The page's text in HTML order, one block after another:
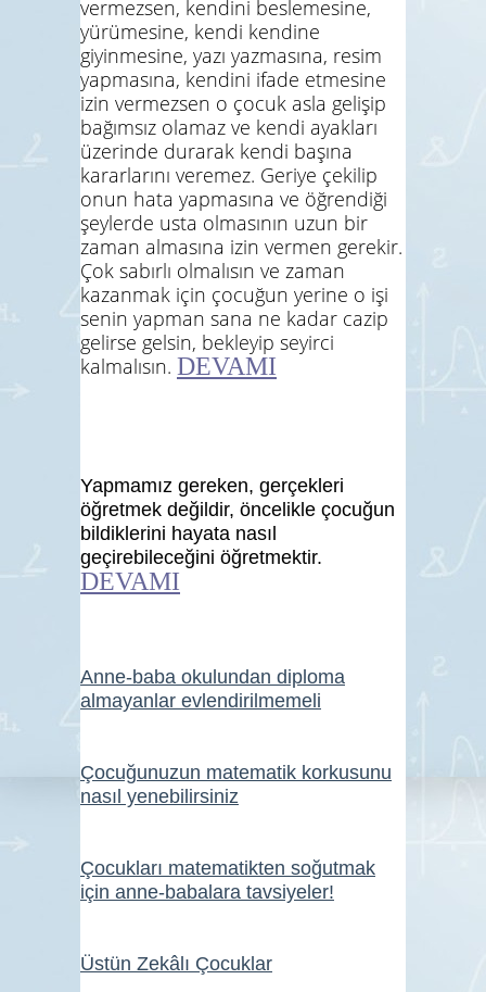
vermezsen, kendini beslemesine,
yürümesine, kendi kendine
giyinmesine, yazı yazmasına, resim
yapmasına, kendini ifade etmesine
izin vermezsen o çocuk asla gelişip
bağımsız olamaz ve kendi ayakları
üzerinde durarak kendi başına
kararlarını veremez. Geriye çekilip
onun hata yapmasına ve öğrendiği
şeylerde usta olmasının uzun bir
zaman almasına izin vermen gerekir.
Çok sabırlı olmalısın ve zaman
kazanmak için çocuğun yerine o işi
senin yapman sana ne kadar cazip
gelirse gelsin, bekleyip seyirci
kalmalısın. DEVAMI
Yapmamız gereken, gerçekleri
öğretmek değildir, öncelikle çocuğun
bildiklerini hayata nasıl
geçirebileceğini öğretmektir.
DEVAMI
Anne-baba okulundan diploma
almayanlar evlendirilmemeli
Çocuğunuzun matematik korkusunu
nasıl yenebilirsiniz
Çocukları matematikten soğutmak
için anne-babalara tavsiyeler!
Üstün Zekâlı Çocuklar